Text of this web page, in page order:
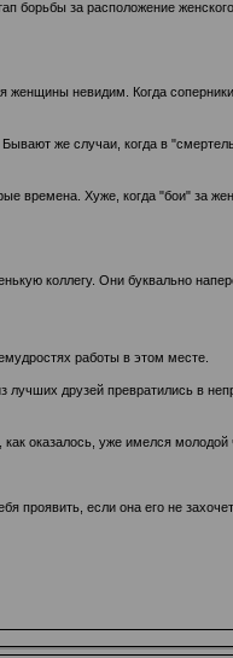
борьбы за расположение
невидим. Когда
же случаи, когда в
времена. Хуже, когда "бои" за
коллегу. Они буквально
работы в этом месте.
друзей превратились в
оказалось, уже имелся молодой
проявить, если она его не